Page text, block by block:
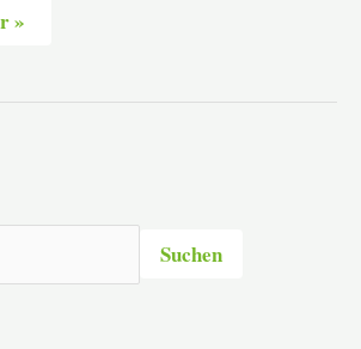
»
Suchen